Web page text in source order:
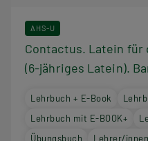
AHS-U
Contactus. Latein
(6-jähriges Latein).
Lehrbuch + E-Book
Lehrbuch mit E-BOOK+
Übungsbuch
Lehrer/